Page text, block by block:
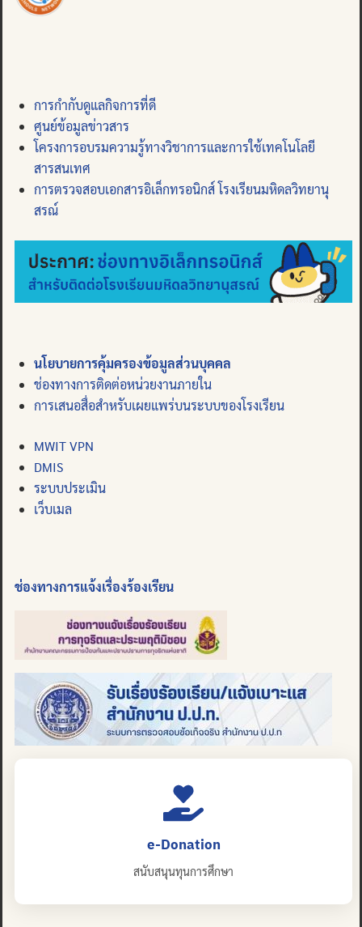
การกำกับดูแลกิจการที่ดี
ศูนย์ข้อมูลข่าวสาร
โครงการอบรมความรู้ทางวิชาการและการใช้เทคโนโลยี
สารสนเทศ
การตรวจสอบเอกสารอิเล็กทรอนิกส์ โรงเรียนมหิดลวิทยานุ
สรณ์
นโยบายการคุ้มครองข้อมูลส่วนบุคคล
ช่องทางการติดต่อหน่วยงานภายใน
การเสนอสื่อสำหรับเผยแพร่บนระบบของโรงเรียน
MWIT VPN
DMIS
ระบบประเมิน
เว็บเมล
ช่องทางการแจ้งเรื่องร้องเรียน
e-Donation
สนับสนุนทุนการศึกษา